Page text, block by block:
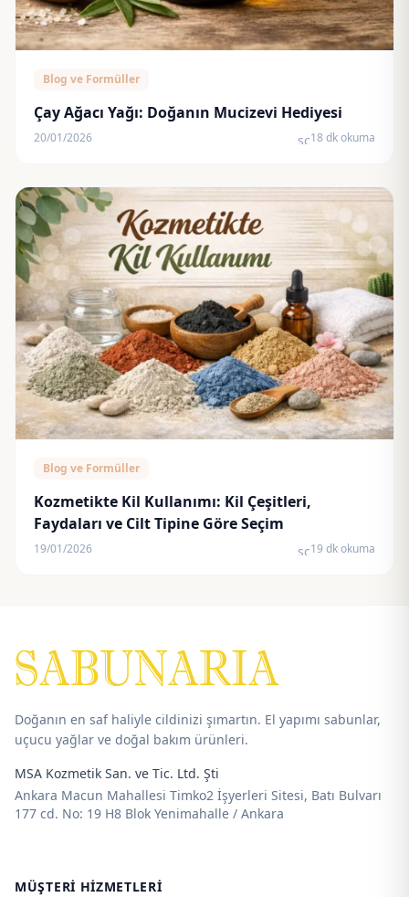
Blog ve Formüller
Çay Ağacı Yağı: Doğanın Mucizevi Hediyesi
20/01/2026 schedule
18 dk okuma
Blog ve Formüller
Kozmetikte Kil Kullanımı: Kil Çeşitleri,
Faydaları ve Cilt Tipine Göre Seçim
19/01/2026 schedule
19 dk okuma
Doğanın en saf haliyle cildinizi şımartın. El yapımı sabunlar,
uçucu yağlar ve doğal bakım ürünleri.
MSA Kozmetik San. ve Tic. Ltd. Şti
Ankara Macun Mahallesi Timko2 İşyerleri Sitesi, Batı Bulvarı
177 cd. No: 19 H8 Blok Yenimahalle / Ankara
MÜŞTERI HIZMETLERI